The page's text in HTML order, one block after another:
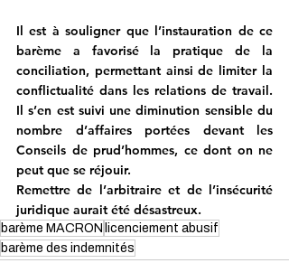
Il est à souligner que l’instauration de ce
barème a favorisé la pratique de la
conciliation, permettant ainsi de limiter la
conflictualité dans les relations de travail.
Il s’en est suivi une diminution sensible du
nombre d’affaires portées devant les
Conseils de prud’hommes, ce dont on ne
peut que se réjouir.
Remettre de l’arbitraire et de l’insécurité
juridique aurait été désastreux.
barème MACRON licenciement abusif
barème des indemnités